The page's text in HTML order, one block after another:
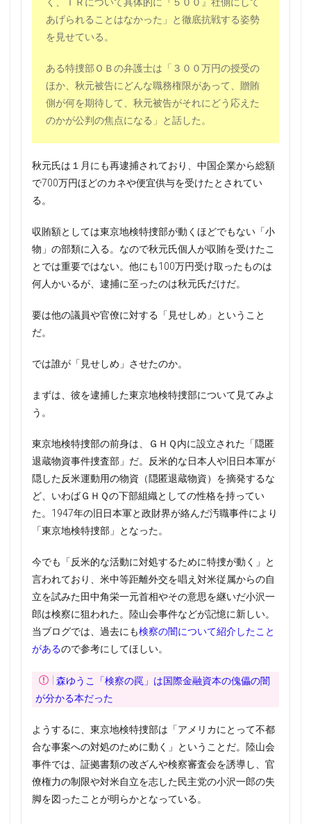
あげられることはなかった」と徹底抗戦する姿勢
を見せている。
ある特捜部ＯＢの弁護士は「３００万円の授受の
ほか、秋元被告にどんな職務権限があって、贈賄
側が何を期待して、秋元被告がそれにどう応えた
のかが公判の焦点になる」と話した。
秋元氏は１月にも再逮捕されており、中国企業から総額
で700万円ほどのカネや便宜供与を受けたとされてい
る。
収賄額としては東京地検特捜部が動くほどでもない「小
物」の部類に入る。なので秋元氏個人が収賄を受けたこ
とでは重要ではない。他にも100万円受け取ったものは
何人かいるが、逮捕に至ったのは秋元氏だけだ。
要は他の議員や官僚に対する「見せしめ」ということ
だ。
では誰が「見せしめ」させたのか。
まずは、彼を逮捕した東京地検特捜部について見てみよ
う。
東京地検特捜部の前身は、ＧＨＱ内に設立された「隠匿
退蔵物資事件捜査部」だ。反米的な日本人や旧日本軍が
隠した反米運動用の物資（隠匿退蔵物資）を摘発するな
ど、いわばＧＨＱの下部組織としての性格を持ってい
た。1947年の旧日本軍と政財界が絡んだ汚職事件により
「東京地検特捜部」となった。
今でも「反米的な活動に対処するために特捜が動く」と
言われており、米中等距離外交を唱え対米従属からの自
立を試みた田中角栄一元首相やその意思を継いだ小沢一
郎は検察に狙われた。陸山会事件などが記憶に新しい。
当ブログでは、過去にも検察の闇について紹介したこと
があるので参考にしてほしい。
森ゆうこ「検察の罠」は国際金融資本の傀儡の闇
が分かる本だった
ようするに、東京地検特捜部は「アメリカにとって不都
合な事案への対処のために動く」ということだ。陸山会
事件では、証拠書類の改ざんや検察審査会を誘導し、官
僚権力の制限や対米自立を志した民主党の小沢一郎の失
脚を図ったことが明らかとなっている。